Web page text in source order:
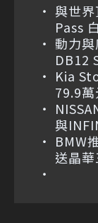
與世
Pass
動力
DB12
Kia
79.9
與
BMW
送晶